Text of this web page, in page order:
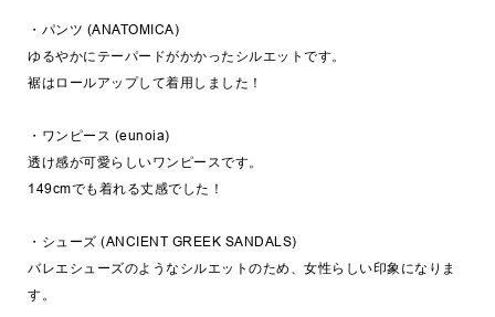
・パンツ (ANATOMICA)
ゆるやかにテーパードがかかったシルエットです。
裾はロールアップして着用しました！
・ワンピース (eunoia)
透け感が可愛らしいワンピースです。
149cmでも着れる丈感でした！
・シューズ (ANCIENT GREEK SANDALS)
バレエシューズのようなシルエットのため、女性らしい印象になりま
す。